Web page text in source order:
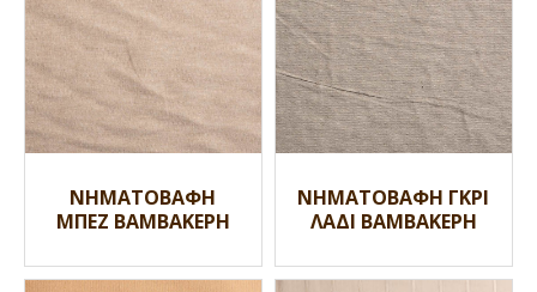
ΝΗΜΑΤΟΒΑΦΗ
ΜΠΕΖ ΒΑΜΒΑΚΕΡΗ
ΝΗΜΑΤΟΒΑΦΗ ΓΚΡΙ
ΛΑΔΙ ΒΑΜΒΑΚΕΡΗ